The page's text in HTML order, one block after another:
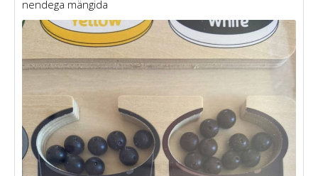
nendega mängida